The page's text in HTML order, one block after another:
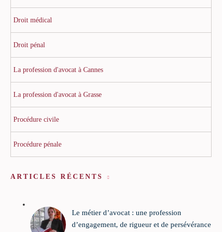
Droit médical
Droit pénal
La profession d'avocat à Cannes
La profession d'avocat à Grasse
Procédure civile
Procédure pénale
ARTICLES RÉCENTS
Le métier d’avocat : une profession
d’engagement, de rigueur et de persévérance